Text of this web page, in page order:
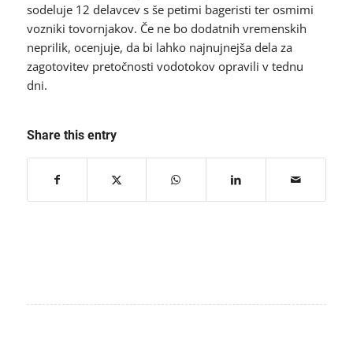
sodeluje 12 delavcev s še petimi bageristi ter osmimi
vozniki tovornjakov. Če ne bo dodatnih vremenskih
neprilik, ocenjuje, da bi lahko najnujnejša dela za
zagotovitev pretočnosti vodotokov opravili v tednu
dni.
Share this entry